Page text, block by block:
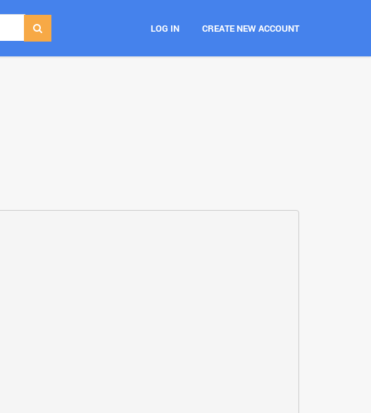
LOG IN CREATE NEW ACCOUNT